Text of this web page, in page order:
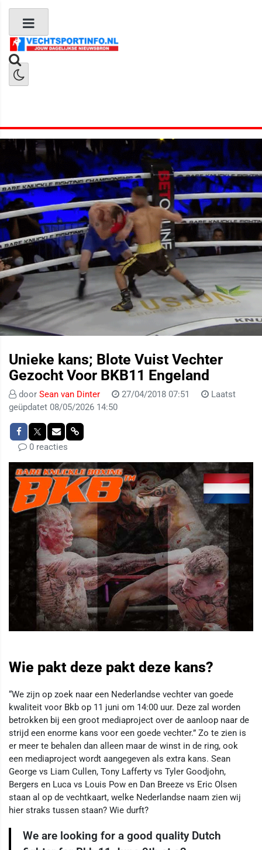
Unieke kans; Blote Vuist Vechter
Gezocht Voor BKB11 Engeland
door Sean van Dinter 27/04/2018 07:51
Laatst
geüpdatet 08/05/2026 14:50
0 reacties
Wie pakt deze pakt deze kans?
“We zijn op zoek naar een Nederlandse vechter van goede
kwaliteit voor Bkb op 11 juni om 14:00 uur. Deze zal worden
betrokken bij een groot mediaproject over de aanloop naar de
strijd een enorme kans voor een goede vechter.” Zo te zien is
er meer te behalen dan alleen maar de winst in de ring, ook
een mediaproject wordt aangegeven als extra kans. Sean
George vs Liam Cullen, Tony Lafferty vs Tyler Goodjohn,
Bergers en Luca vs Louis Pow en Dan Breeze vs Eric Olsen
staan al op de vechtkaart, welke Nederlandse naam zien wij
hier straks tussen staan? Wie durft?
We are looking for a good quality Dutch